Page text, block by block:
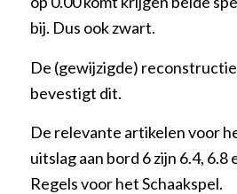
bij. Dus ook zwart.
De (gewijzigde)
bevestigt dit.
De relevante artikelen voor
uitslag aan bord 6 zijn 6.4, 6.8
Regels voor het Schaakspel.